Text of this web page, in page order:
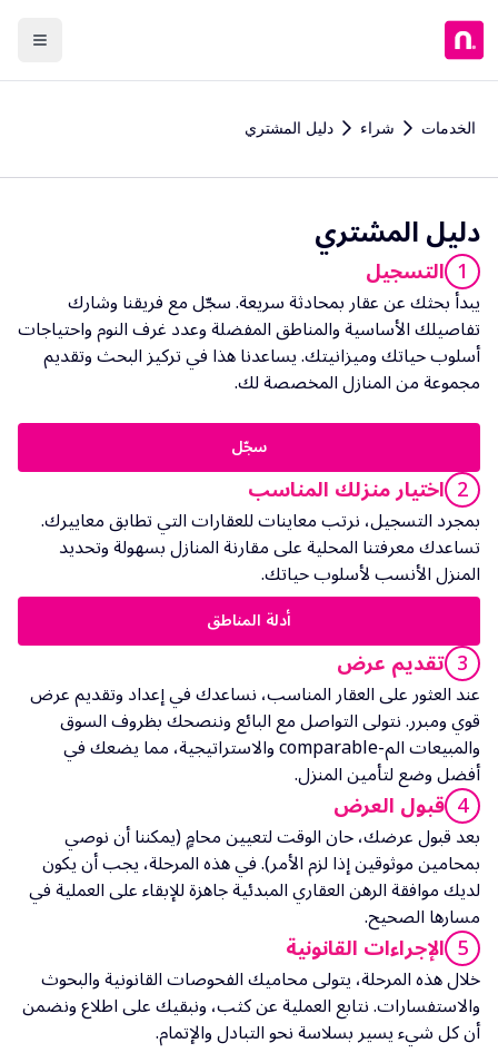
الخدمات شراء دليل المشتري
دليل المشتري
1 التسجيل
يبدأ بحثك عن عقار بمحادثة سريعة. سجّل مع فريقنا وشارك
تفاصيلك الأساسية والمناطق المفضلة وعدد غرف النوم واحتياجات
أسلوب حياتك وميزانيتك. يساعدنا هذا في تركيز البحث وتقديم
مجموعة من المنازل المخصصة لك.
سجّل
2 اختيار منزلك المناسب
بمجرد التسجيل، نرتب معاينات للعقارات التي تطابق معاييرك.
تساعدك معرفتنا المحلية على مقارنة المنازل بسهولة وتحديد
المنزل الأنسب لأسلوب حياتك.
أدلة المناطق
3 تقديم عرض
عند العثور على العقار المناسب، نساعدك في إعداد وتقديم عرض
قوي ومبرر. نتولى التواصل مع البائع وننصحك بظروف السوق
والمبيعات الم-comparable والاستراتيجية، مما يضعك في
أفضل وضع لتأمين المنزل.
4 قبول العرض
بعد قبول عرضك، حان الوقت لتعيين محامٍ (يمكننا أن نوصي
بمحامين موثوقين إذا لزم الأمر). في هذه المرحلة، يجب أن يكون
لديك موافقة الرهن العقاري المبدئية جاهزة للإبقاء على العملية في
مسارها الصحيح.
5 الإجراءات القانونية
خلال هذه المرحلة، يتولى محاميك الفحوصات القانونية والبحوث
والاستفسارات. نتابع العملية عن كثب، ونبقيك على اطلاع ونضمن
أن كل شيء يسير بسلاسة نحو التبادل والإتمام.